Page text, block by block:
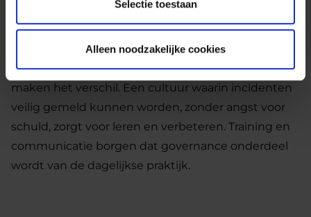
Selectie toestaan
Alleen noodzakelijke cookies
6. De juiste werkcultuur
Governance leeft pas echt als mensen het dragen.
Intrinsieke motivatie, bewustzijn en openheid
maken het verschil. Een cultuur waarin incidenten
veilig gemeld kunnen worden, zonder angst voor
schuld, zorgt voor leren en verbeteren. Training en
communicatie borgen dat governance onderdeel
wordt van de dagelijkse praktijk.